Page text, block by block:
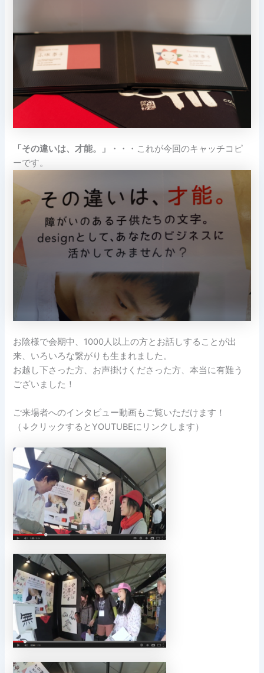
「その違いは、才能。」
・・・これが今回のキャッチコピ
ーです。
お陰様で会期中、1000人以上の方とお話しすることが出
来、いろいろな繋がりも生まれました。
お越し下さった方、お声掛けくださった方、本当に有難う
ございました！
ご来場者へのインタビュー動画もご覧いただけます！
（↓クリックするとYOUTUBEにリンクします）